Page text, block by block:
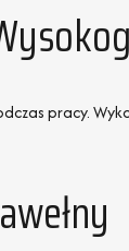
pracy.